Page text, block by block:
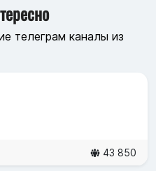
телеграм каналы из
43 850